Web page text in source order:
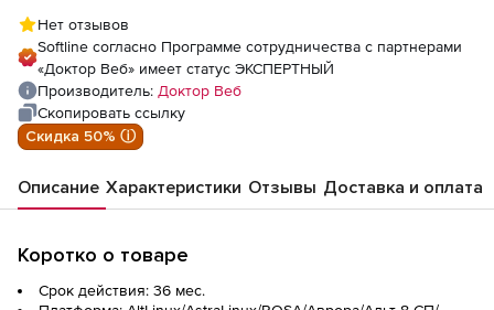
Нет отзывов
Softline согласно Программе сотрудничества с партнерами
«Доктор Веб» имеет статус ЭКСПЕРТНЫЙ
Производитель: Доктор Веб
Скопировать ссылку
Скидка 50% ⓘ
Описание Характеристики Отзывы Доставка и оплата
Коротко о товаре
Срок действия: 36 мес.